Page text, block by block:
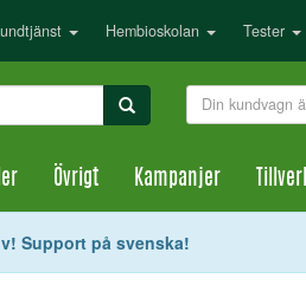
Hembioskolan Tester
Din kundvagn
Övrigt Kampanjer
Support på svenska!